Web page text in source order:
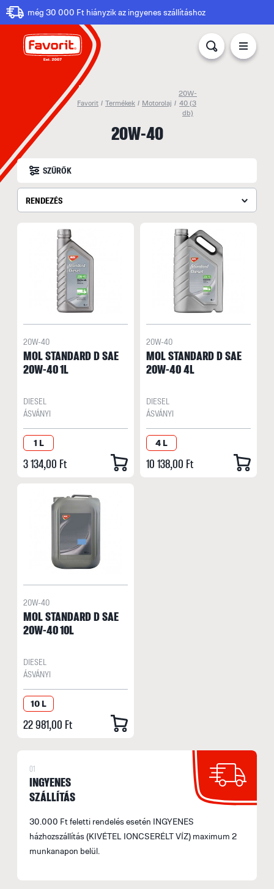
még 30 000 Ft hiányzik az ingyenes szállításhoz
Favorit / Termékek / Motorolaj /
20W-
40 (3
db)
20W-40
SZŰRŐK
RENDEZÉS
20W-40
MOL STANDARD D SAE
20W-40 1L
DIESEL
ÁSVÁNYI
1 L
3 134,00 Ft
20W-40
MOL STANDARD D SAE
20W-40 4L
DIESEL
ÁSVÁNYI
4 L
10 138,00 Ft
20W-40
MOL STANDARD D SAE
20W-40 10L
DIESEL
ÁSVÁNYI
10 L
22 981,00 Ft
01
INGYENES
SZÁLLÍTÁS
30.000 Ft feletti rendelés esetén INGYENES
házhozszállítás (KIVÉTEL IONCSERÉLT VÍZ) maximum 2
munkanapon belül.